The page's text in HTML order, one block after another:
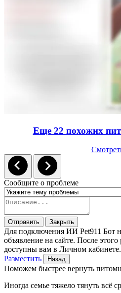
Еще 22 похожих
Сообщите о проблеме
Отправить Закрыть
Для подключения ИИ Pet911 Бот
объявление на сайте. После этого
доступны вам в Личном кабинете.
Разместить
Назад
Поможем быстрее вернуть
Иногда семье тяжело тянуть всё